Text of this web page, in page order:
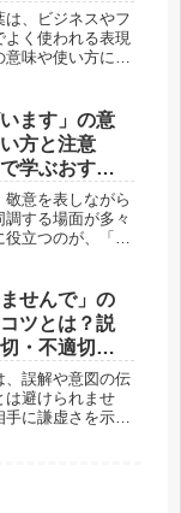
は、ビジネスやフ
よく使われる表現
意味や使い方に詳
いの言葉として使
が、正しい使い
ます」の意
方と注意
学ぶおすす
敬意を表しながら
する場面が多々
立つのが、「さ
や、肯定の意を伝
す。「さようで
せんで」の
ツとは？説
・不適切な
、誤解や意図の伝
は避けられませ
に謙虚さを示し